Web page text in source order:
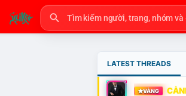
LATEST THREADS
VÀNG